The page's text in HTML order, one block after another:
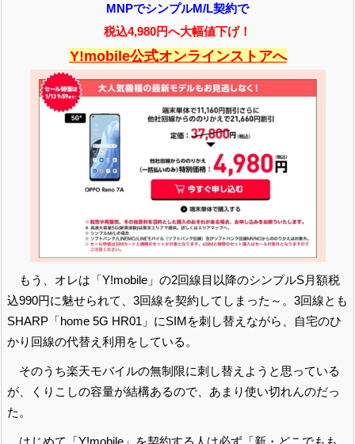
MNPでシンプルM/L契約で
税込4,980円へ大幅値下げ！
Y!mobile公式オンラインストアへ
もう、オレは「Y!mobile」の2回線目以降のシンプルS月額税
込990円に魅せられて、3回線を契約してしまった～。3回線とも
SHARP「home 5G HR01」にSIMを刺し替えながら、自宅のひ
かり回線の代替え利用をしている。
そのうち楽天モバイルの無制限に刺し替えようと思っている
が、くりこしの容量が結構あるので、あまり使い切れんのだっ
た。
はじめて「Y!mobile」を契約する人は必ず「新・どこでもも